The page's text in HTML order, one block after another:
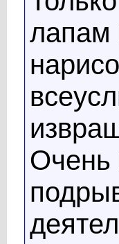
лапам
Очень